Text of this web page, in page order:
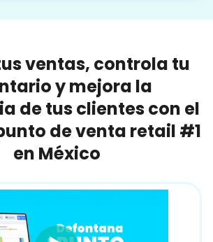
ventas, controla tu
y mejora la
de tus clientes con el
de venta retail #1
en México